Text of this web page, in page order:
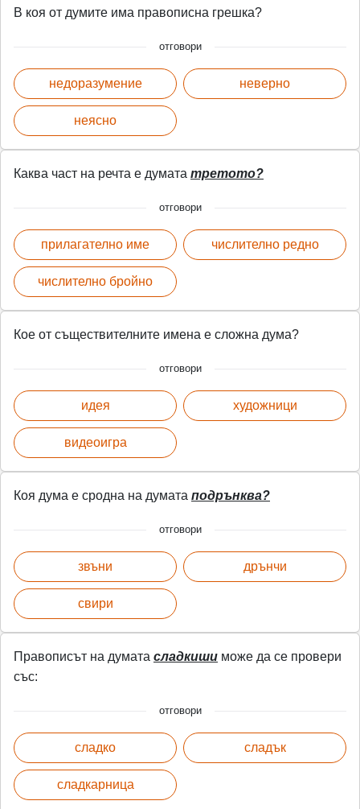
В коя от думите има правописна грешка?
отговори
недоразумение
неясно
неверно
Каква част на речта е думата третото?
отговори
прилагателно име
числително бройно
числително редно
Кое от съществителните имена е сложна дума?
отговори
идея
видеоигра
художници
Коя дума е сродна на думата подрънква?
отговори
звъни
свири
дрънчи
Правописът на думата сладкиши може да се провери
със:
отговори
сладко
сладкарница
сладък